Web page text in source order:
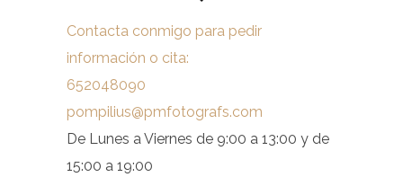
Contacta conmigo para pedir
información o cita:
652048090
pompilius@pmfotografs.com
De Lunes a Viernes de 9:00 a 13:00 y de
15:00 a 19:00